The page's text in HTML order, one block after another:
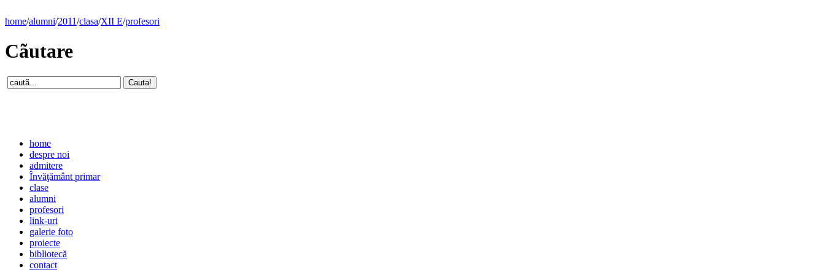
home/alumni/2011/clasa/XII E/profesori
Cãutare
home
despre noi
admitere
Învăţământ primar
clase
alumni
profesori
link-uri
galerie foto
proiecte
bibliotecă
contact